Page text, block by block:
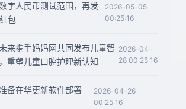
字人民币测试范围，再发
包
2026-05-05
00:25:16
来携手妈妈网共同发布儿童智
重塑儿童口腔护理新认知
2026-04-
28 00:25:16
备在华更新软件部署
2026-04-26
00:25:16